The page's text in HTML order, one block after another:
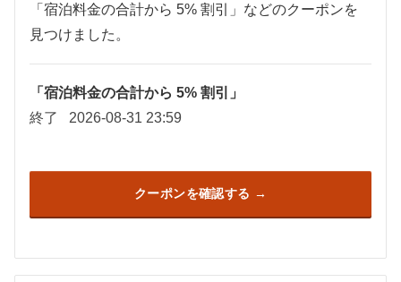
「宿泊料金の合計から 5% 割引」などのクーポンを
見つけました。
「宿泊料金の合計から 5% 割引」
終了
2026-08-31 23:59
クーポンを確認する